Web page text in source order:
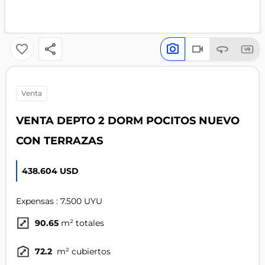
venta
VENTA DEPTO 2 DORM POCITOS NUEVO
CON TERRAZAS
438.604 USD
Expensas : 7.500 UYU
90.65 m² totales
72.2 m² cubiertos